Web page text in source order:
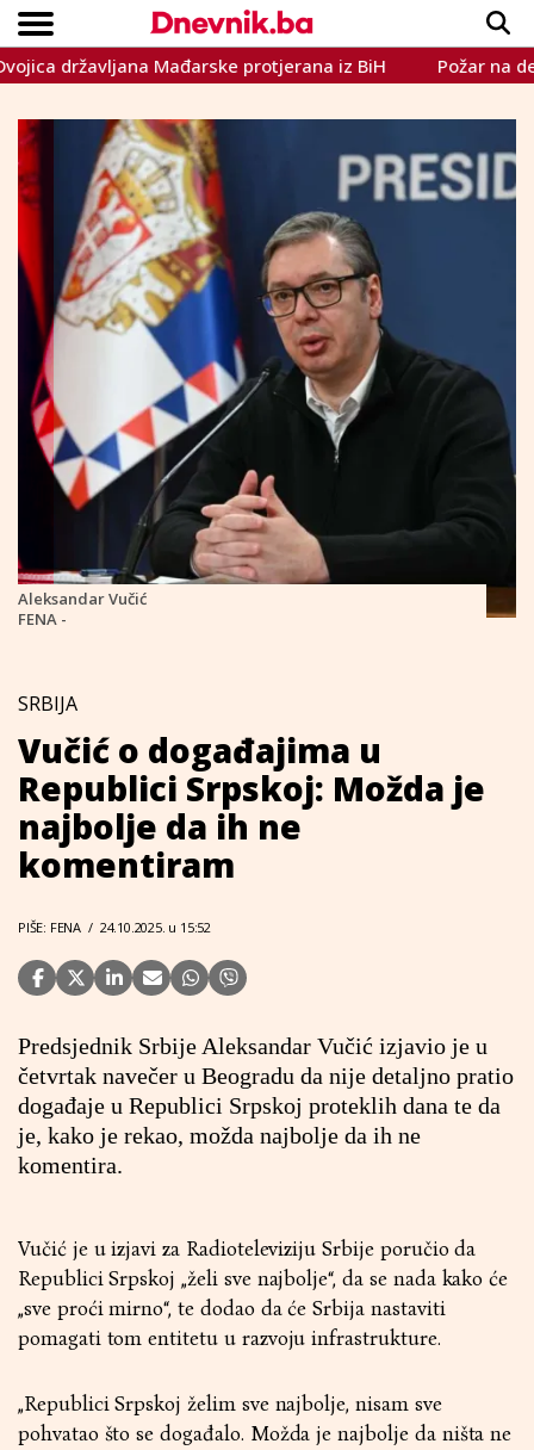
VIJESTI
SPORT
INTERVIEW
TEME
CRNA KRONIKA
LIFESTYLE
Copyright © Dnevnik.ba 2023.
državljana Mađarske protjerana iz BiH Požar na
Aleksandar Vučić
FENA -
SRBIJA
Vučić o događajima u
Republici Srpskoj: Možda je
najbolje da ih ne
komentiram
PIŠE: FENA / 24.10.2025. u 15:52
Predsjednik Srbije Aleksandar Vučić izjavio je u
četvrtak navečer u Beogradu da nije detaljno pratio
događaje u Republici Srpskoj proteklih dana te da
je, kako je rekao, možda najbolje da ih ne
komentira.
Vučić je u izjavi za Radioteleviziju Srbije poručio da
Republici Srpskoj „želi sve najbolje“, da se nada kako će
„sve proći mirno“, te dodao da će Srbija nastaviti
pomagati tom entitetu u razvoju infrastrukture.
„Republici Srpskoj želim sve najbolje, nisam sve
pohvatao što se događalo. Možda je najbolje da ništa ne